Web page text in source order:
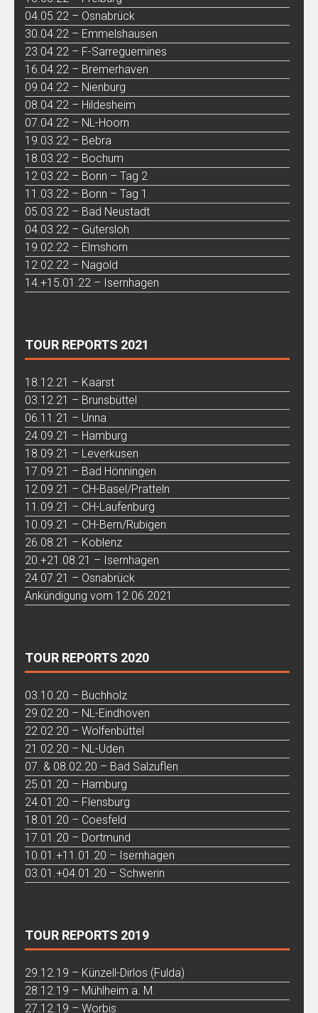
04.05.22 – Osnabrück
30.04.22 – Emmelshausen
23.04.22 – F-Sarreguemines
16.04.22 – Bremerhaven
09.04.22 – Nienburg
08.04.22 – Hildesheim
07.04.22 – NL-Hoorn
19.03.22 – Bebra
18.03.22 – Bochum
12.03.22 – Bonn – Tag 2
11.03.22 – Bonn – Tag 1
05.03.22 – Bad Neustadt
04.03.22 – Gütersloh
19.02.22 – Elmshorn
12.02.22 – Nagold
14.+15.01.22 – Isernhagen
TOUR REPORTS 2021
18.12.21 – Kaarst
03.12.21 – Brunsbüttel
06.11.21 – Unna
24.09.21 – Hamburg
18.09.21 – Leverkusen
17.09.21 – Bad Hönningen
12.09.21 – CH-Basel/Pratteln
11.09.21 – CH-Laufenburg
10.09.21 – CH-Bern/Rubigen
26.08.21 – Koblenz
20.+21.08.21 – Isernhagen
24.07.21 – Osnabrück
Ankündigung vom 12.06.2021
TOUR REPORTS 2020
03.10.20 – Buchholz
29.02.20 – NL-Eindhoven
22.02.20 – Wolfenbüttel
21.02.20 – NL-Uden
07. & 08.02.20 – Bad Salzuflen
25.01.20 – Hamburg
24.01.20 – Flensburg
18.01.20 – Coesfeld
17.01.20 – Dortmund
10.01.+11.01.20 – Isernhagen
03.01.+04.01.20 – Schwerin
TOUR REPORTS 2019
29.12.19 – Künzell-Dirlos (Fulda)
28.12.19 – Mühlheim a. M.
27.12.19 – Worbis